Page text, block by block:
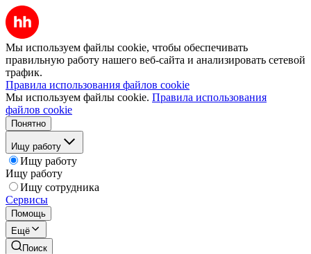
Мы используем файлы cookie, чтобы обеспечивать
правильную работу нашего веб-сайта и анализировать сетевой
трафик.
Правила использования файлов cookie
Мы используем файлы cookie. Правила использования
файлов cookie
Понятно
Ищу работу
Ищу работу
Ищу работу
Ищу сотрудника
Сервисы
Помощь
Ещё
Поиск